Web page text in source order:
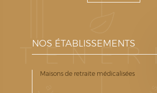
NOS ÉTABLISSEMENTS
Maisons de retraite médicalisées